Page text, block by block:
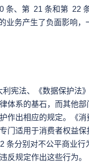
、第  21 条和第  22
业务产生了负面影响，
宪法、《数据保护法
体系的基石，而其他部
作出相应的规定。《消
门适用于消费者权益保
条分别对不公平商业行
反规定作出这些行为。